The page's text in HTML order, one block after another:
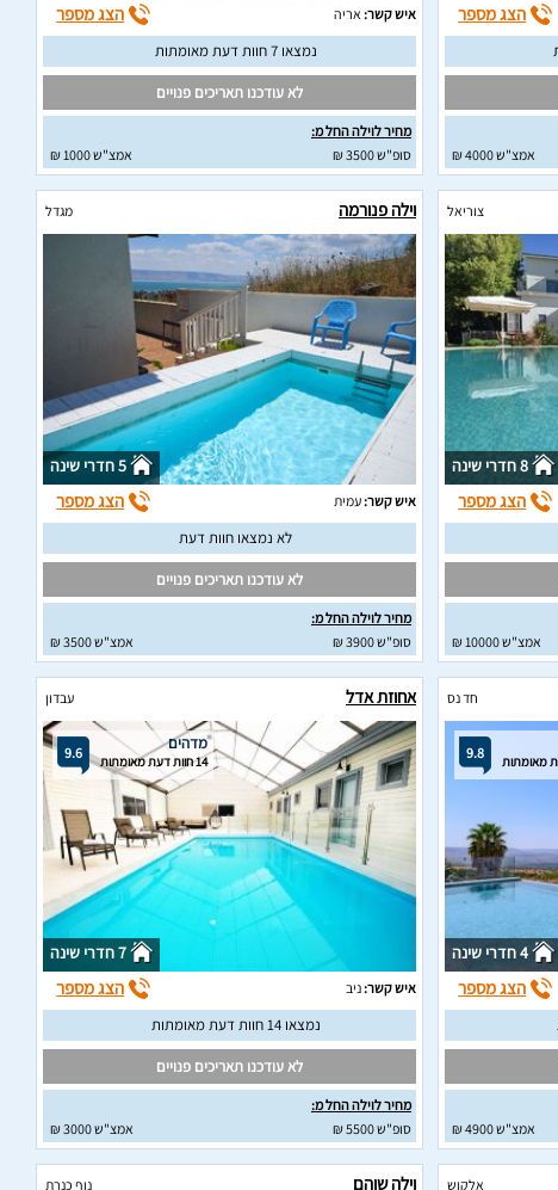
הצג מספר
אמצ"ש 4000 ₪
איש קשר: אריה הצג מספר
נמצאו 7 חוות דעת מאומתות
לא עודכנו תאריכים פנויים
מחיר לוילה החל מ:
סופ"ש 3500 ₪
אמצ"ש 1000 ₪
צוריאל
8 חדרי שינה
הצג מספר
אמצ"ש 10000 ₪
וילה פנורמה מגדל
5 חדרי שינה
איש קשר:עמית הצג מספר
לא נמצאו חוות דעת
לא עודכנו תאריכים פנויים
מחיר לוילה החל מ:
סופ"ש 3900 ₪
אמצ"ש 3500 ₪
חד נס
9.8
4 חדרי שינה
הצג מספר
אמצ"ש 4900 ₪
אחוזת אדל עבדון
9.6 מדהים
14 חוות דעת מאומתות
7 חדרי שינה
איש קשר:ניב הצג מספר
נמצאו 14 חוות דעת מאומתות
לא עודכנו תאריכים פנויים
מחיר לוילה החל מ:
סופ"ש 5500 ₪
אמצ"ש 3000 ₪
אלקוש וילה שוהם נוף כנרת